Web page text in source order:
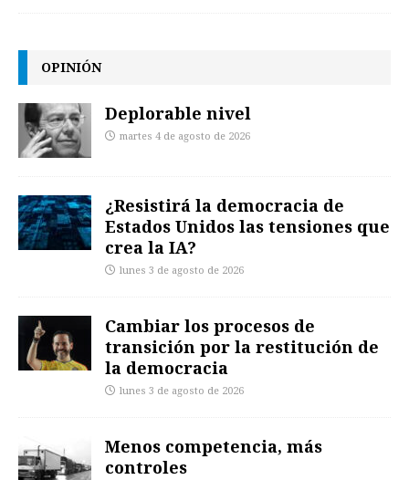
OPINIÓN
Deplorable nivel
martes 4 de agosto de 2026
¿Resistirá la democracia de
Estados Unidos las tensiones que
crea la IA?
lunes 3 de agosto de 2026
Cambiar los procesos de
transición por la restitución de
la democracia
lunes 3 de agosto de 2026
Menos competencia, más
controles